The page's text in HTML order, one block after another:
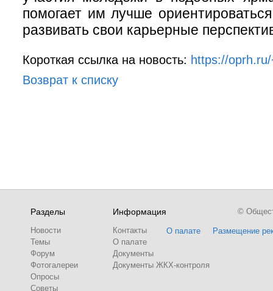
помогает им лучше
развивать свои карьерные
Короткая ссылка на новость: https://
Возврат к списку
Разделы
Новости
Темы
Форум
Фотогалереи
Опросы
Советы
Информация
Контакты
О палате
Документы
Документы ЖКХ-контроля
О палате Размещение
©